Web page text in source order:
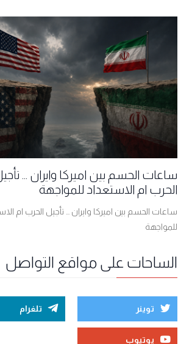
ساعات الحسم بين اميركا وايران ...
الحرب ام الاستعداد للمواجهة
ساعات الحسم بين اميركا وايران ... تأجيل الحرب ام
للمواجهة
الساحات على مواقع التواصل
توينر تلغرام
يوتيوب